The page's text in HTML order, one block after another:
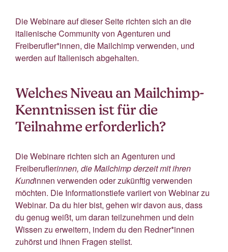
Die Webinare auf dieser Seite richten sich an die
italienische Community von Agenturen und
Freiberufler*innen, die Mailchimp verwenden, und
werden auf Italienisch abgehalten.
Welches Niveau an Mailchimp-
Kenntnissen ist für die
Teilnahme erforderlich?
Die Webinare richten sich an Agenturen und
Freiberuflerinnen, die Mailchimp derzeit mit ihren
Kundinnen verwenden oder zukünftig verwenden
möchten. Die Informationstiefe variiert von Webinar zu
Webinar. Da du hier bist, gehen wir davon aus, dass
du genug weißt, um daran teilzunehmen und dein
Wissen zu erweitern, indem du den Redner*innen
zuhörst und ihnen Fragen stellst.